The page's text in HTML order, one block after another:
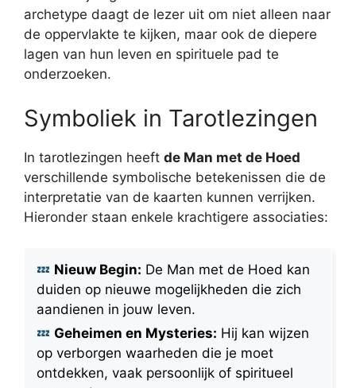
archetype daagt de lezer uit om niet alleen naar
de oppervlakte te kijken, maar ook de diepere
lagen van hun leven en spirituele pad te
onderzoeken.
Symboliek in Tarotlezingen
In tarotlezingen heeft de Man met de Hoed
verschillende symbolische betekenissen die de
interpretatie van de kaarten kunnen verrijken.
Hieronder staan enkele krachtigere associaties:
Nieuw Begin: De Man met de Hoed kan
duiden op nieuwe mogelijkheden die zich
aandienen in jouw leven.
Geheimen en Mysteries: Hij kan wijzen
op verborgen waarheden die je moet
ontdekken, vaak persoonlijk of spiritueel